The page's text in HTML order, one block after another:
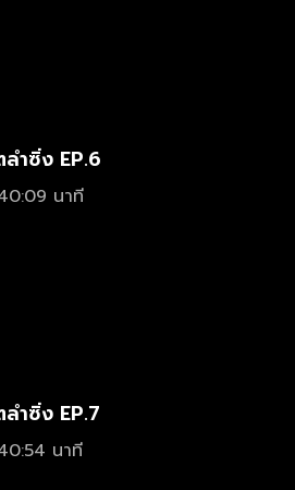
ำซิ่ง EP.6
นาที
ำซิ่ง EP.7
นาที